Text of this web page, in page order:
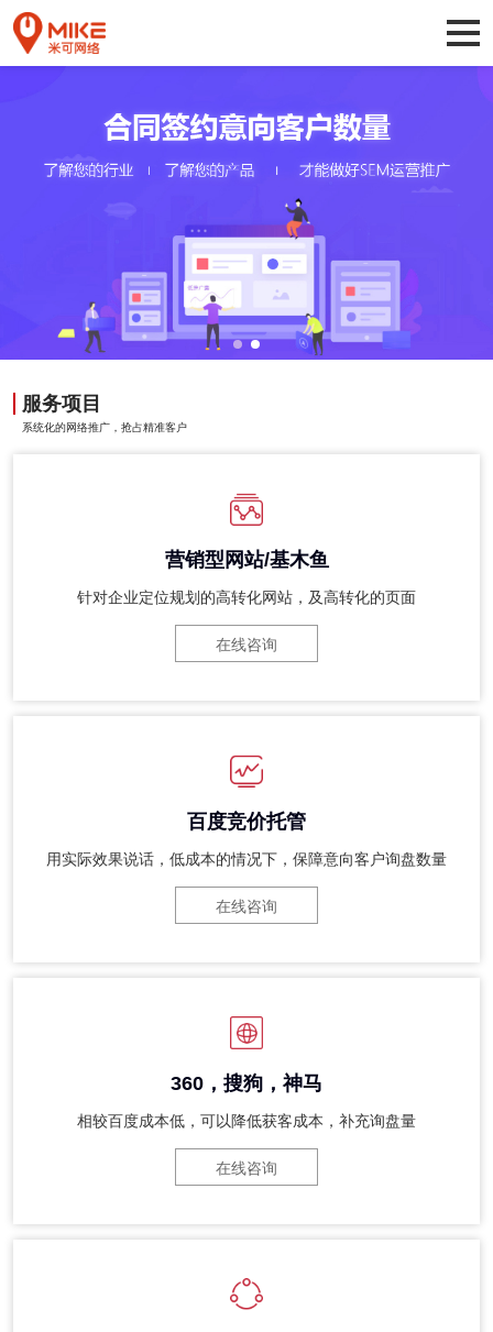
服务项目
系统化的网络推广，抢占精准客户
营销型网站/基木鱼
针对企业定位规划的高转化网站，及高转化的页面
在线咨询
百度竞价托管
用实际效果说话，低成本的情况下，保障意向客户询盘数量
在线咨询
360，搜狗，神马
相较百度成本低，可以降低获客成本，补充询盘量
在线咨询